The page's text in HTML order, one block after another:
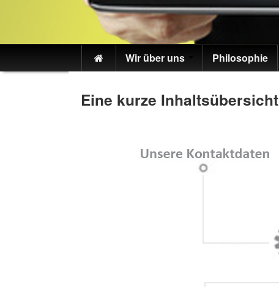
Wir über uns Philosophie
Eine kurze Inhaltsübersicht